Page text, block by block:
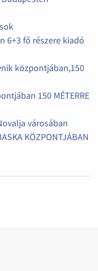
6+3 fő részere kiadó
központjában,150
150 MÉTERRE
városában
KÖZPONTJÁBAN